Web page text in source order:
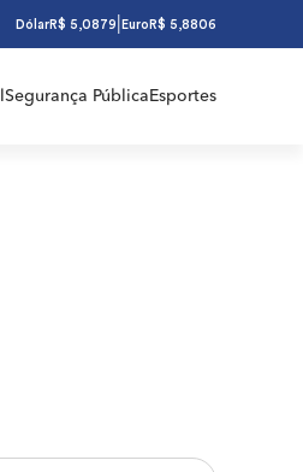
DólarR$ 5,0879 Euro R$ 5,8806
Segurança Pública Esportes